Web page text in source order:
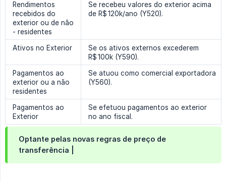
Rendimentos
recebidos do
exterior ou de não
- residentes
Se recebeu valores do exterior acima
de R$ 120k/ano (Y520).
Ativos no Exterior
Se os ativos externos excederem
R$ 100k (Y590).
Pagamentos ao
exterior ou a não
residentes
Se atuou como comercial exportadora
(Y560).
Pagamentos ao
Exterior
Se efetuou pagamentos ao exterior
no ano fiscal.
Optante pelas novas regras de preço de
transferência |